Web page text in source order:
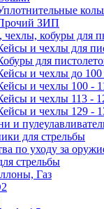
ЗИП
чехлы, кобуры для
и чехлы для
для
и чехлы до 100
и чехлы 100 -
и чехлы 113 -
и чехлы 129 -
и
для стрельбы
по уходу за
стрельбы
Газ